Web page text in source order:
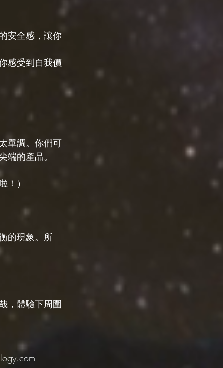
安全感，讓你
感受到自我價
單調。你們可
的產品。
！）
的現象。所
，體驗下周圍